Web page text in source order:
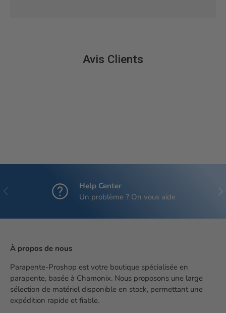
Avis Clients
Précédent
Help Center
Un problème ? On vous aide
À propos de nous
Parapente-Proshop est votre boutique spécialisée en
parapente, basée à Chamonix. Nous proposons une large
sélection de matériel disponible en stock, permettant une
expédition rapide et fiable.